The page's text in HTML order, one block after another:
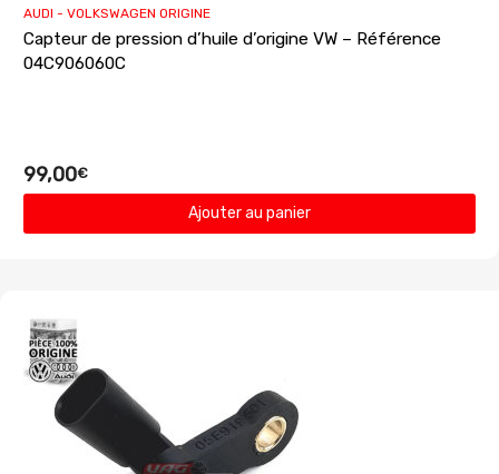
AUDI - VOLKSWAGEN ORIGINE
Capteur de pression d’huile d’origine VW – Référence
04C906060C
99,00€
Ajouter au panier